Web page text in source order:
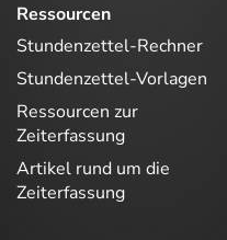
Ressourcen
Stundenzettel-Rechner
Stundenzettel-Vorlagen
Ressourcen zur
Zeiterfassung
Artikel rund um die
Zeiterfassung